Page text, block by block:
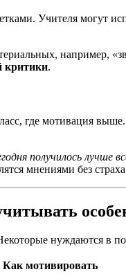
Учителя могут
например,
критики.
где мотивация
получилось лучше
мнениями без
нуждаются в
Как мотивировать